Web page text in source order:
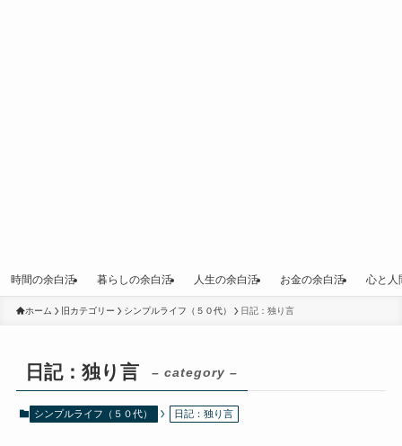
時間の余白活 暮らしの余白活 人生の余白活 お金の余白活 心と人
ホーム 旧カテゴリー シンプルライフ（５０代） 日記：独り言
日記：独り言 – category –
シンプルライフ（５０代） 日記：独り言